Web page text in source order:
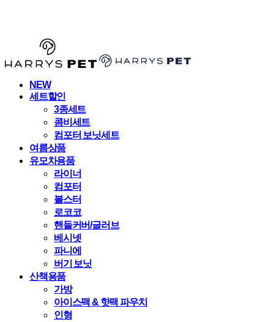
NEW
세트할인
3종세트
콤비세트
컴포터 보닛세트
여름상품
유모차용품
라이너
컴포터
볼스터
로코코
핸들커버/글러브
베시넷
파니에
버기 보닛
산책용품
가방
아이스팩 & 핫팩 파우치
인형